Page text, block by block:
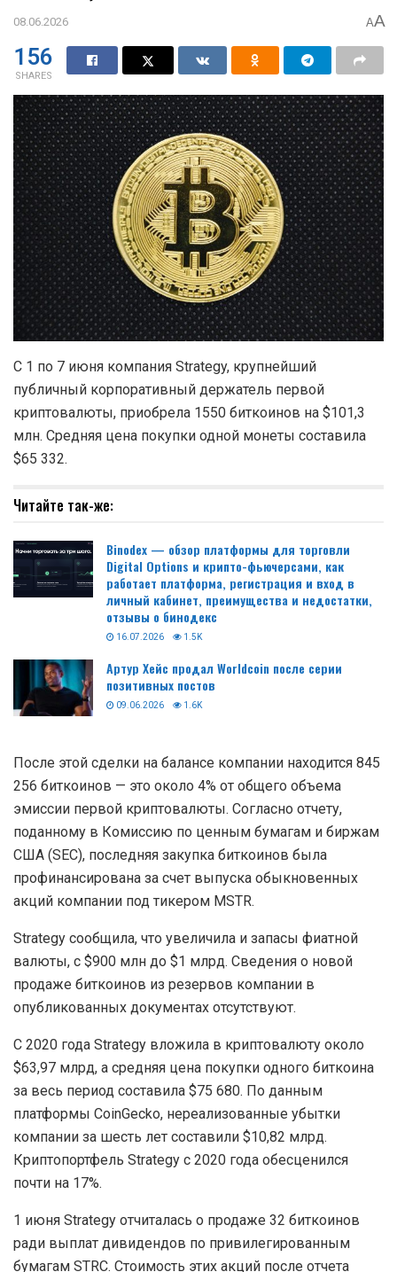
08.06.2026 AA
156
SHARES
С 1 по 7 июня компания Strategy, крупнейший
публичный корпоративный держатель первой
криптовалюты, приобрела 1550 биткоинов на $101,3
млн. Средняя цена покупки одной монеты составила
$65 332.
Читайте так-же:
Binodex — обзор платформы для торговли
Digital Options и крипто-фьючерсами, как
работает платформа, регистрация и вход в
личный кабинет, преимущества и недостатки,
отзывы о бинодекс
16.07.2026 1.5K
Артур Хейс продал Worldcoin после серии
позитивных постов
09.06.2026 1.6K
После этой сделки на балансе компании находится 845
256 биткоинов — это около 4% от общего объема
эмиссии первой криптовалюты. Согласно отчету,
поданному в Комиссию по ценным бумагам и биржам
США (SEC), последняя закупка биткоинов была
профинансирована за счет выпуска обыкновенных
акций компании под тикером MSTR.
Strategy сообщила, что увеличила и запасы фиатной
валюты, с $900 млн до $1 млрд. Сведения о новой
продаже биткоинов из резервов компании в
опубликованных документах отсутствуют.
С 2020 года Strategy вложила в криптовалюту около
$63,97 млрд, а средняя цена покупки одного биткоина
за весь период составила $75 680. По данным
платформы CoinGecko, нереализованные убытки
компании за шесть лет составили $10,82 млрд.
Криптопортфель Strategy с 2020 года обесценился
почти на 17%.
1 июня Strategy отчиталась о продаже 32 биткоинов
ради выплат дивидендов по привилегированным
бумагам STRC. Стоимость этих акций после отчета